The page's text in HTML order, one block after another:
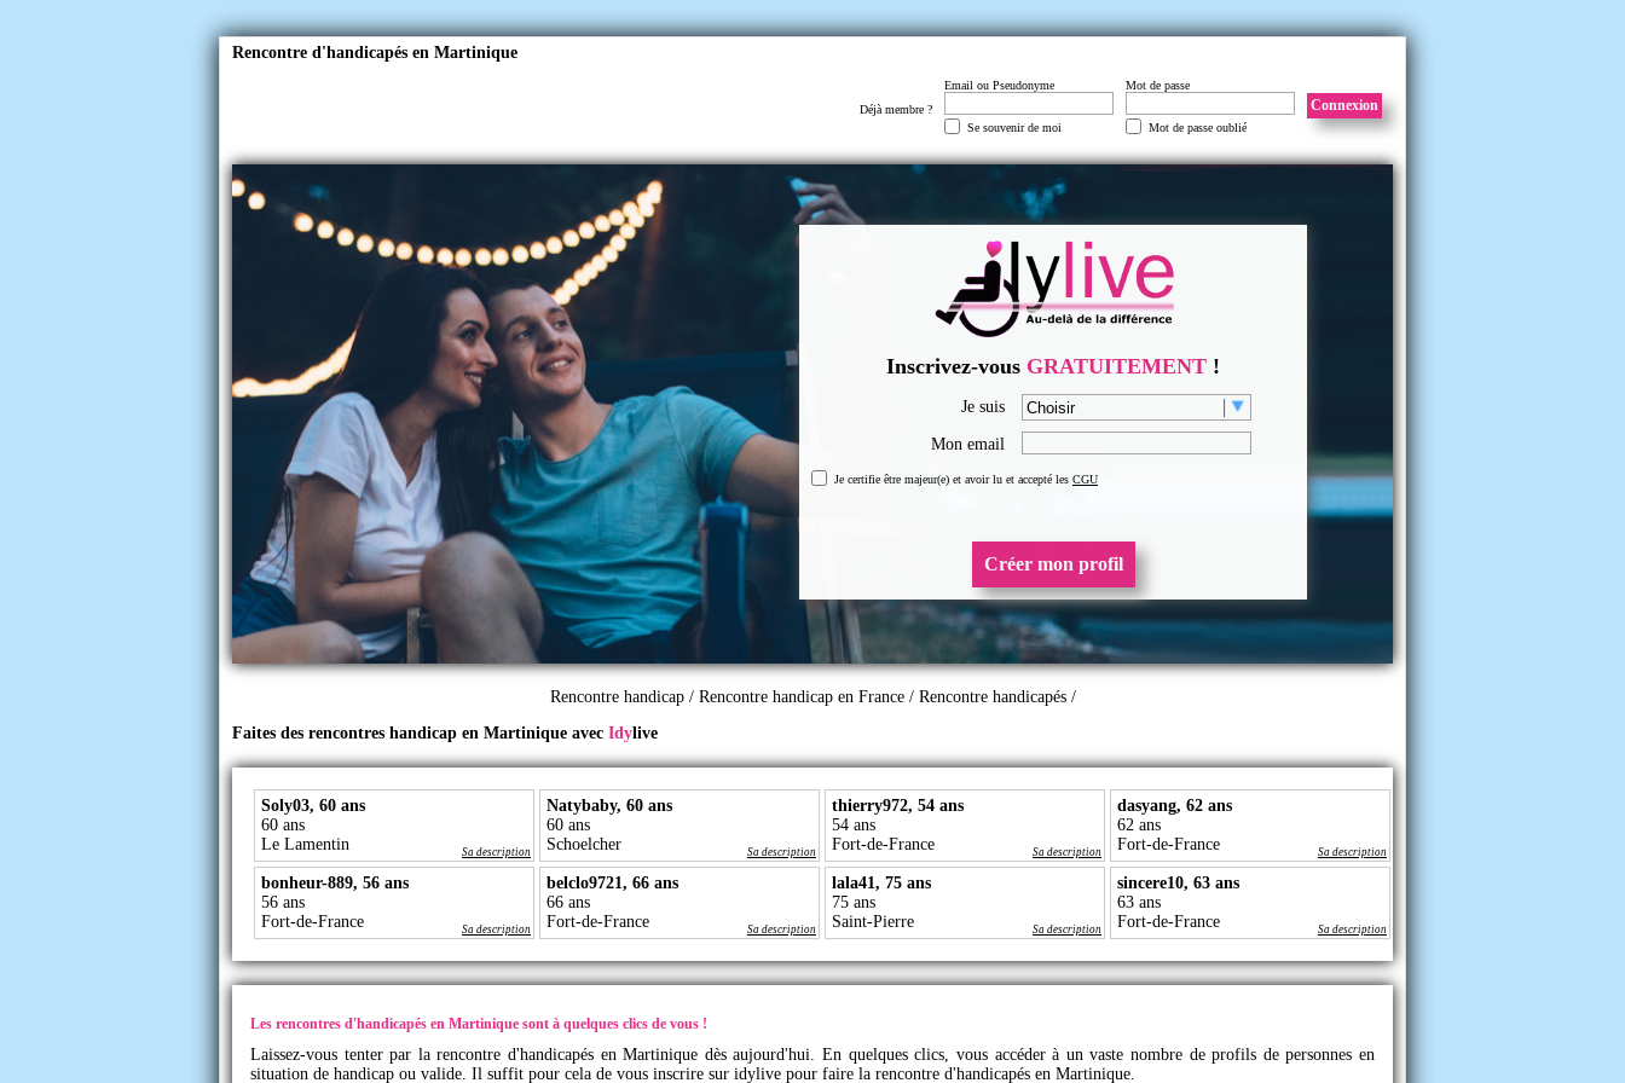
Rencontre d'handicapés en Martinique
Déjà membre ?
Email ou Pseudonyme
Se souvenir de moi
Mot de passe
Mot de passe oublié
Connexion
Inscrivez-vous GRATUITEMENT !
Je suis
Mon email
Je certifie être majeur(e) et avoir lu et accepté les CGU
Créer mon profil
Rencontre handicap/ Rencontre handicap en France / Rencontre handicapés/
Faites des rencontres handicap en Martinique avec Idylive
Soly03, 60 ans
60 ans
Le Lamentin
Sa description
Natybaby, 60 ans
60 ans
Schoelcher
Sa description
thierry972, 54 ans
54 ans
Fort-de-France
Sa description
dasyang, 62 ans
62 ans
Fort-de-France
Sa description
bonheur-889, 56 ans
56 ans
Fort-de-France
Sa description
belclo9721, 66 ans
66 ans
Fort-de-France
Sa description
lala41, 75 ans
75 ans
Saint-Pierre
Sa description
sincere10, 63 ans
63 ans
Fort-de-France
Sa description
Les rencontres d'handicapés en Martinique sont à quelques clics de vous !
Laissez-vous tenter par la rencontre d'handicapés en Martinique dès aujourd'hui. En quelques clics, vous accéder à un vaste nombre de profils de personnes en
situation de handicap ou valide. Il suffit pour cela de vous inscrire sur idylive pour faire la rencontre d'handicapés en Martinique.